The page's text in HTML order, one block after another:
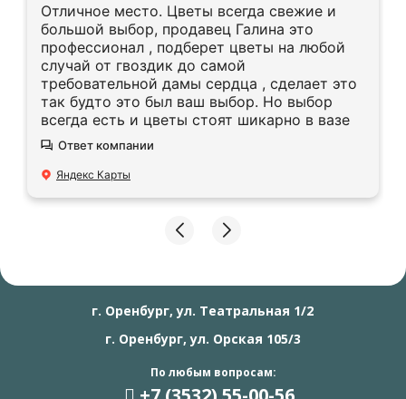
Отличное место. Цветы всегда свежие и
большой выбор, продавец Галина это
профессионал , подберет цветы на любой
случай от гвоздик до самой
требовательной дамы сердца , сделает это
так будто это был ваш выбор. Но выбор
всегда есть и цветы стоят шикарно в вазе
Ответ компании
Яндекс Карты
г. Оренбург, ул. Театральная 1/2
г. Оренбург, ул. Орская 105/3
По любым вопросам: